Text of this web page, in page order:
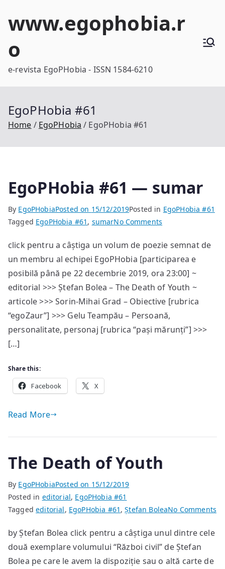
www.egophobia.r
o
e-revista EgoPHobia - ISSN 1584-6210
EgoPHobia #61
Home EgoPHobia EgoPHobia #61
EgoPHobia #61 — sumar
By EgoPHobiaPosted on 15/12/2019Posted in EgoPHobia #61
Tagged EgoPHobia #61 , sumarNo Comments
#61
—
sumar
click pentru a câștiga un volum de poezie semnat de
un membru al echipei EgoPHobia [participarea e
posibilă până pe 22 decembrie 2019, ora 23:00] ~
editorial >>> Ștefan Bolea – The Death of Youth ~
articole >>> Sorin-Mihai Grad – Obiective [rubrica
“egoZaur”] >>> Gelu Teampău – Persoană,
personalitate, personaj [rubrica “pași mărunți”] >>>
[…]
Share this:
Facebook X
Read More
The Death of Youth
By EgoPHobiaPosted on 15/12/2019
Posted in editorial, EgoPHobia #61
Taggededitorial, EgoPHobia #61 ,Ștefan BoleaNo Comments
by Ștefan Bolea click pentru a câștiga unul dintre cele
două exemplare volumului “Război civil” de Ștefan
Bolea pe care le avem la dispoziție sau o altă carte de